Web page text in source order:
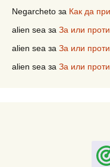
Negarcheto за Как да
alien sea за За или
alien sea за За или
alien sea за За или